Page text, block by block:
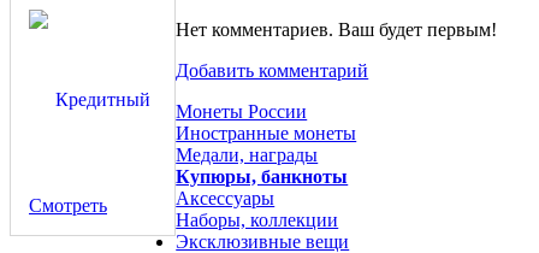
Смотреть
Нет комментариев. Ваш будет первым!
Добавить комментарий
Монеты России
Иностранные монеты
Медали, награды
Купюры, банкноты
Аксессуары
Наборы, коллекции
Эксклюзивные вещи